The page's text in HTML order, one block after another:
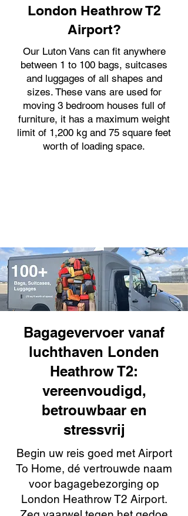
London Heathrow T2
Airport?
Our Luton Vans can fit anywhere
between 1 to 100 bags, suitcases
and luggages of all shapes and
sizes. These vans are used for
moving 3 bedroom houses full of
furniture, it has a maximum weight
limit of 1,200 kg and 75 square feet
worth of loading space.
Bagagevervoer vanaf
luchthaven Londen
Heathrow T2:
vereenvoudigd,
betrouwbaar en
stressvrij
Begin uw reis goed met Airport
To Home, dé vertrouwde naam
voor bagagebezorging op
London Heathrow T2 Airport.